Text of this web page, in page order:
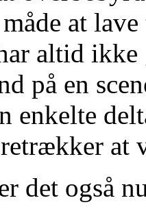
at
altid
på en
enkelte
at
det også